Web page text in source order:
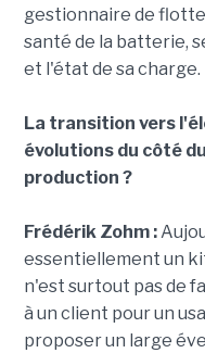
gestionnaire de
santé de la batterie,
et l'état de sa charge.
La transition vers
évolutions du côté
production ?
Frédérik Zohm :
essentiellement un
n'est surtout pas de
à un client pour un
proposer un large